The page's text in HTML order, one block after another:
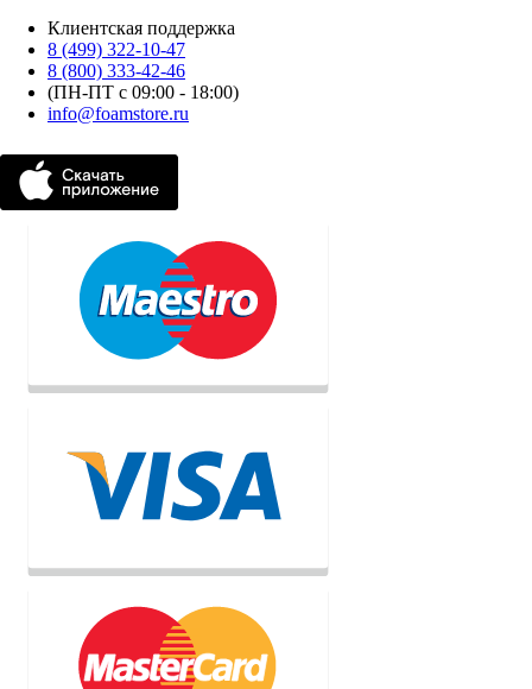
Клиентская поддержка
8 (499) 322-10-47
8 (800) 333-42-46
(ПН-ПТ с 09:00 - 18:00)
info@foamstore.ru